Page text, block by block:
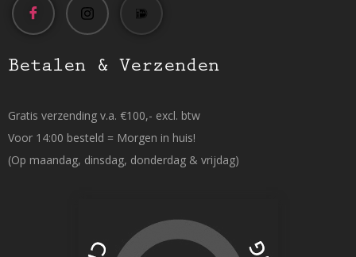
Betalen & Verzenden
Gratis verzending v.a. €100,- excl. btw
Voor 14:00 besteld = Morgen in huis!
(Op maandag, dinsdag, donderdag & vrijdag)